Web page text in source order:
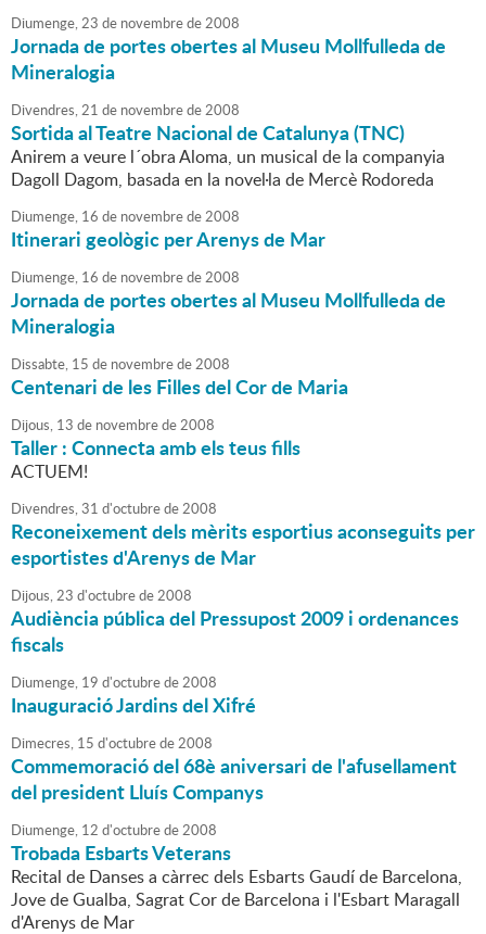
Diumenge,23 de novembrede2008
Jornada de portes obertes al Museu Mollfulleda de
Mineralogia
Divendres,21 de novembrede2008
Sortida al Teatre Nacional de Catalunya (TNC)
Anirem a veure l´obra Aloma, un musical de la companyia
Dagoll Dagom, basada en la novel·la de Mercè Rodoreda
Diumenge, 16 de novembrede2008
Itinerari geològic per Arenys de Mar
Diumenge, 16 de novembrede2008
Jornada de portes obertes al Museu Mollfulleda de
Mineralogia
Dissabte, 15 de novembrede2008
Centenari de les Filles del Cor de Maria
Dijous, 13 de novembrede2008
Taller : Connecta amb els teus fills
ACTUEM!
Divendres,31 d'octubrede2008
Reconeixement dels mèrits esportius aconseguits per
esportistes d'Arenys de Mar
Dijous,23 d'octubrede2008
Audiència pública del Pressupost 2009 i ordenances
fiscals
Diumenge, 19 d'octubrede2008
Inauguració Jardins del Xifré
Dimecres, 15 d'octubrede2008
Commemoració del 68è aniversari de l'afusellament
del president Lluís Companys
Diumenge, 12 d'octubrede2008
Trobada Esbarts Veterans
Recital de Danses a càrrec dels Esbarts Gaudí de Barcelona,
Jove de Gualba, Sagrat Cor de Barcelona i l'Esbart Maragall
d'Arenys de Mar